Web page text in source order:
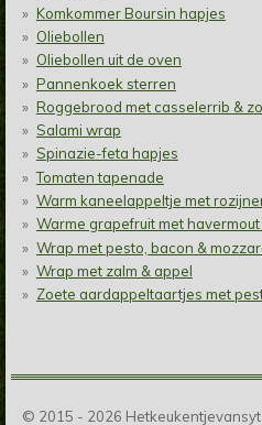
Komkommer Boursin hapjes
Oliebollen
Oliebollen uit de oven
Pannenkoek sterren
Roggebrood met casselerrib &
Salami wrap
Spinazie-feta hapjes
Tomaten tapenade
Warm kaneelappeltje met
Warme grapefruit met havermout
Wrap met pesto, bacon &
Wrap met zalm & appel
Zoete aardappeltaartjes met
© 2015 - 2026